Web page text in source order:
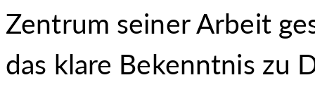
Zentrum seiner Arbeit
das klare Bekenntnis zu